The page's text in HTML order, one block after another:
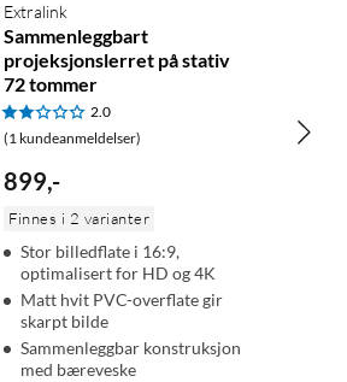
Extralink
Sammenleggbart
projeksjonslerret på stativ
72 tommer
2.0
(1 kundeanmeldelser)
899,-
Finnes i 2 varianter
Stor billedflate i 16:9,
optimalisert for HD og 4K
Matt hvit PVC-overflate gir
skarpt bilde
Sammenleggbar konstruksjon
med bæreveske